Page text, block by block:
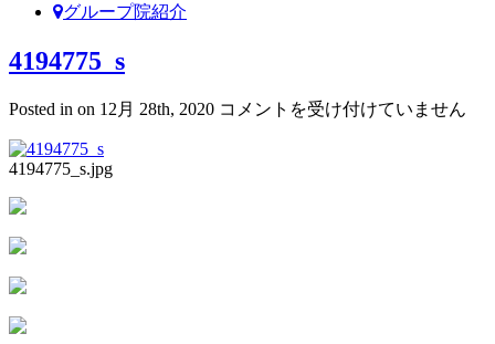
グループ院紹介
4194775_s
Posted in on 12月 28th, 2020 4194775_s
コメントを受け付けていません
4194775_s.jpg